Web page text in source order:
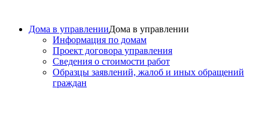
Дома в управленииДома в управлении
Информация по домам
Проект договора управления
Сведения о стоимости работ
Образцы заявлений, жалоб и иных обращений
граждан